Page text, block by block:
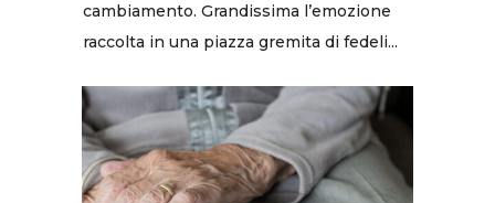
cambiamento. Grandissima l’emozione
raccolta in una piazza gremita di fedeli...